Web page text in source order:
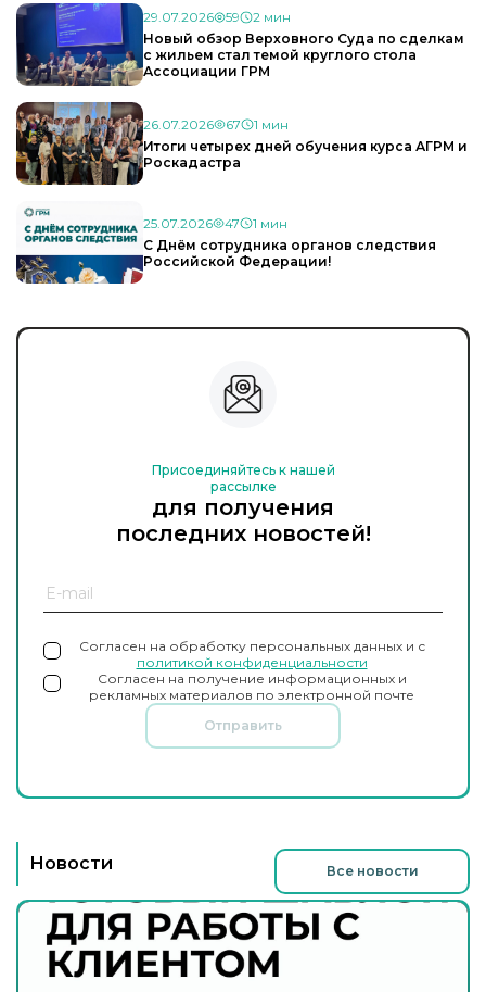
29.07.2026 59
2 мин
Новый обзор Верховного Суда по сделкам
с жильем стал темой круглого стола
Ассоциации ГРМ
26.07.2026 67
1 мин
Итоги четырех дней обучения курса АГРМ и
Роскадастра
25.07.2026 47
1 мин
С Днём сотрудника органов следствия
Российской Федерации!
Присоединяйтесь к нашей
рассылке
для получения
последних новостей!
Согласен на обработку персональных данных и с
политикой конфиденциальности
Согласен на получение информационных и
рекламных материалов по электронной почте
Отправить
Новости Все новости